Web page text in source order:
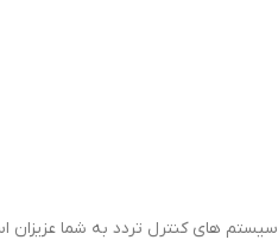
های کنترل تردد به شما عزیزان